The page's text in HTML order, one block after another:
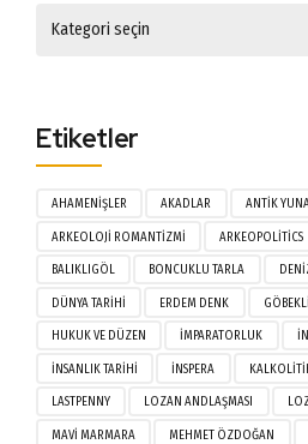
Etiketler
AHAMENIŞLER AKADLAR ANTIK
ARKEOLOJI ROMANTIZMI ARKEOPOLITICS
BALIKLIGÖL BONCUKLU TARLA
DÜNYA TARIHI ERDEM DENK
HUKUK VE DÜZEN IMPARATORLUK
INSANLIK TARIHI INSPERA
LASTPENNY LOZAN ANDLAŞMASI
MAVI MARMARA MEHMET ÖZDOĞAN